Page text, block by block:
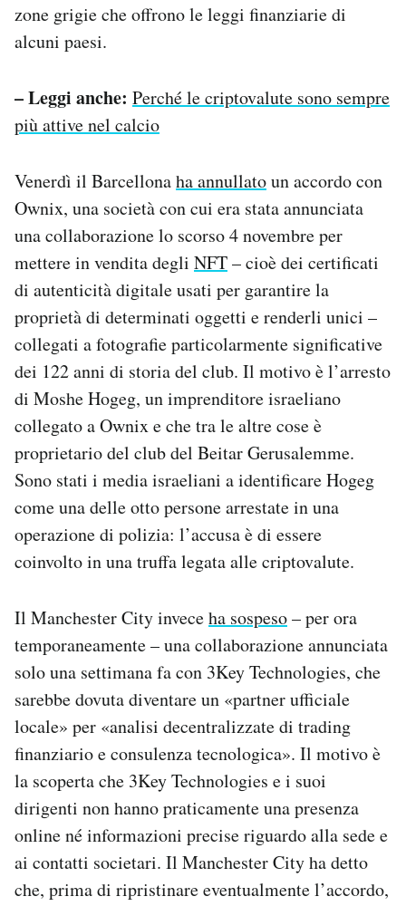
zone grigie che offrono le leggi finanziarie di
alcuni paesi.
– Leggi anche: Perché le criptovalute sono sempre
più attive nel calcio
Venerdì il Barcellonaha annullatoun accordo con
Ownix, una società con cui era stata annunciata
una collaborazione lo scorso 4 novembre per
mettere in vendita degli NFT– cioè dei certificati
di autenticità digitale usati per garantire la
proprietà di determinati oggetti e renderli unici –
collegati a fotografie particolarmente significative
dei 122 anni di storia del club. Il motivo è l’arresto
di Moshe Hogeg, un imprenditore israeliano
collegato a Ownix e che tra le altre cose è
proprietario del club del Beitar Gerusalemme.
Sono stati i media israeliani a identificare Hogeg
come una delle otto persone arrestate in una
operazione di polizia: l’accusa è di essere
coinvolto in una truffa legata alle criptovalute.
Il Manchester City inveceha sospeso– per ora
temporaneamente – una collaborazione annunciata
solo una settimana fa con 3Key Technologies, che
sarebbe dovuta diventare un «partner ufficiale
locale» per «analisi decentralizzate di trading
finanziario e consulenza tecnologica». Il motivo è
la scoperta che 3Key Technologies e i suoi
dirigenti non hanno praticamente una presenza
online né informazioni precise riguardo alla sede e
ai contatti societari. Il Manchester City ha detto
che, prima di ripristinare eventualmente l’accordo,